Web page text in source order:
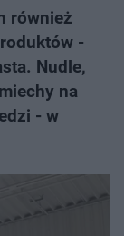
również
-
Nudle,
na
- w